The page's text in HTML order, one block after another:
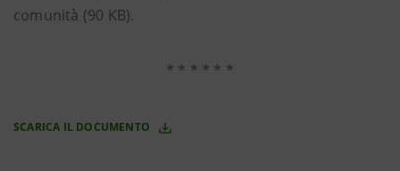
comunità (90 KB).
* * * * * *
SCARICA IL DOCUMENTO